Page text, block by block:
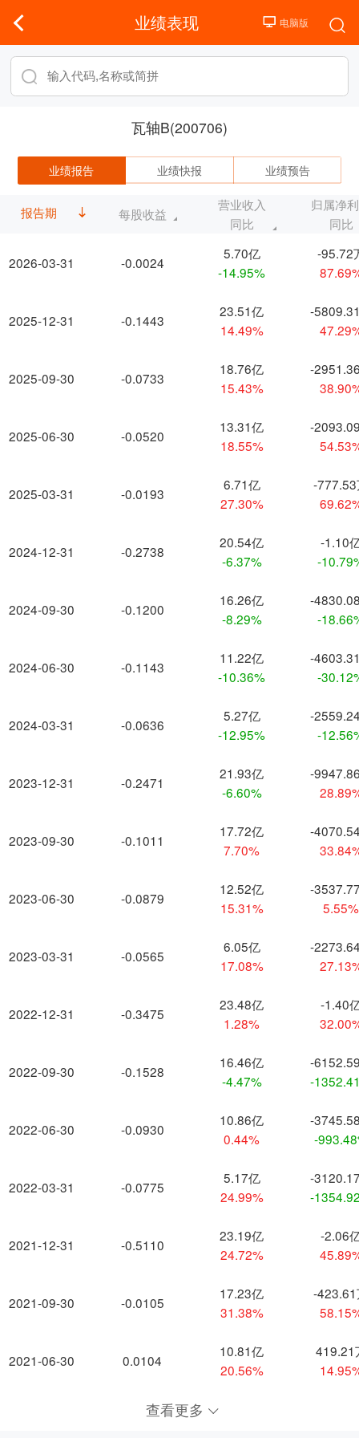
业绩表现
瓦轴B(200706)
业绩报告 业绩快报 业绩预告
报告期
2026-03-31
2025-12-31
2025-09-30
2025-06-30
2025-03-31
2024-12-31
2024-09-30
2024-06-30
2024-03-31
2023-12-31
2023-09-30
2023-06-30
2023-03-31
2022-12-31
2022-09-30
2022-06-30
2022-03-31
2021-12-31
2021-09-30
2021-06-30
每股收益
营业收入
同比
归属净
同比
-0.0024
5.70亿
-14.95%
-95.72
-0.1443
23.51亿
14.49%
-
-0.0733
18.76亿
15.43%
-
-0.0520
13.31亿
18.55%
-
-0.0193
6.71亿
27.30%
-
-0.2738
20.54亿
-6.37%
-1.10
-
-0.1200
16.26亿
-8.29%
-
-
-0.1143
11.22亿
-10.36%
-
-
-0.0636
5.27亿
-12.95%
-
-
-0.2471
21.93亿
-6.60%
-
-0.1011
17.72亿
7.70%
-
-0.0879
12.52亿
15.31%
-
5.55%
-0.0565
6.05亿
17.08%
-
-0.3475
23.48亿
1.28%
-1.40
-0.1528
16.46亿
-4.47%
-
-
-0.0930
10.86亿
0.44%
-
-
-0.0775
5.17亿
24.99%
-
-
-0.5110
23.19亿
24.72%
-2.06
-0.0105
17.23亿
31.38%
-
0.0104
10.81亿
20.56%
419.21
查看更多